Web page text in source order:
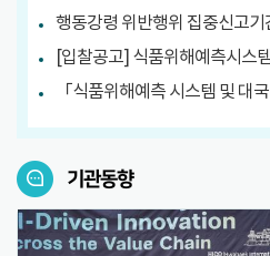
행동강령 위반행위 집중신고기
기관동향